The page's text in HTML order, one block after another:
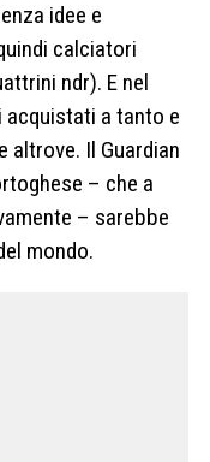
idee e
calciatori
ndr). E nel
a tanto e
altrove. Il Guardian
– che a
– sarebbe
mondo.